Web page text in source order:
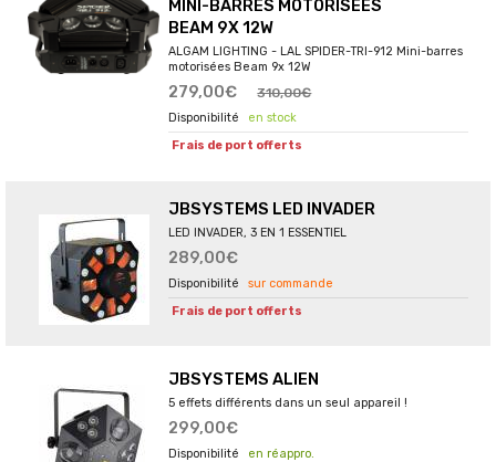
MINI-BARRES MOTORISÉES
BEAM 9X 12W
ALGAM LIGHTING - LAL SPIDER-TRI-912 Mini-barres
motorisées Beam 9x 12W
279,00€ 310,00€
en stock
Frais de port offerts
JBSYSTEMS LED INVADER
LED INVADER, 3 EN 1 ESSENTIEL
289,00€
sur commande
Frais de port offerts
JBSYSTEMS ALIEN
5 effets différents dans un seul appareil !
299,00€
en réappro.